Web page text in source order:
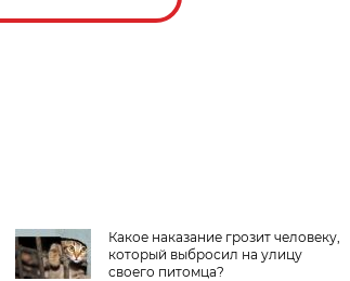
Какое наказание грозит человеку,
который выбросил на улицу
своего питомца?